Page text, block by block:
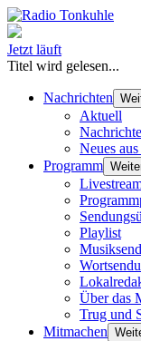
Jetzt läuft
Titel wird gelesen...
Nachrichten
Aktuell
Neues
Programm
Playlist
Über das
Trug und
Mitmachen